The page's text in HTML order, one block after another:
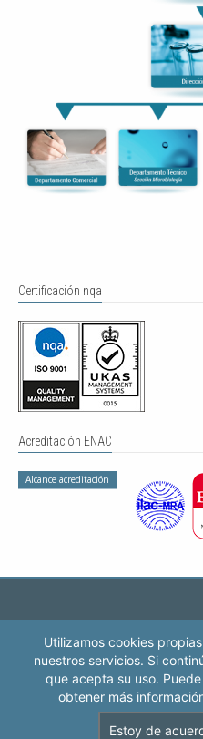
Certificación nqa
Acreditación ENAC
Alcance acreditación
Trabaja con nosotros
Utilizamos cookies
nuestros servicios. Si
que acepta su uso.
obtener más
Estoy de